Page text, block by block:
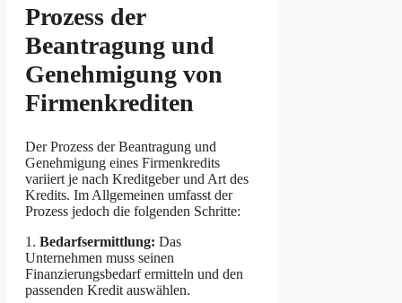
Prozess der
Beantragung und
Genehmigung von
Firmenkrediten
Der Prozess der Beantragung und
Genehmigung eines Firmenkredits
variiert je nach Kreditgeber und Art des
Kredits. Im Allgemeinen umfasst der
Prozess jedoch die folgenden Schritte:
1. Bedarfsermittlung: Das
Unternehmen muss seinen
Finanzierungsbedarf ermitteln und den
passenden Kredit auswählen.